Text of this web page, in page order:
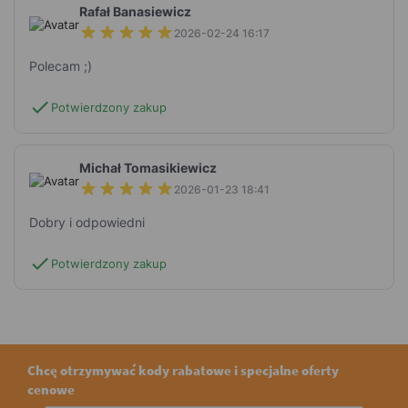
Rafał Banasiewicz
2026-02-24 16:17
Polecam ;)
check Potwierdzony zakup
Michał Tomasikiewicz
2026-01-23 18:41
Dobry i odpowiedni
check Potwierdzony zakup
Chcę otrzymywać kody rabatowe i specjalne oferty
cenowe